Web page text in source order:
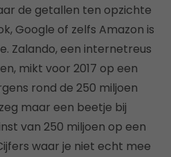
de getallen ten opzichte
Google of zelfs Amazon is
Zalando, een internetreus
mikt voor 2017 op een
rond de 250 miljoen
maar een beetje bij
van 250 miljoen op een
waar je niet echt mee